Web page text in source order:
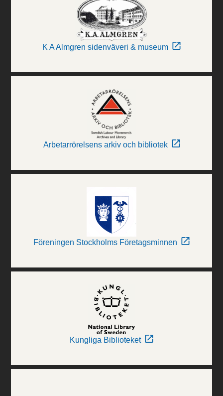
K A Almgren sidenväveri & museum
Arbetarrörelsens arkiv och bibliotek
Föreningen Stockholms Företagsminnen
Kungliga Biblioteket